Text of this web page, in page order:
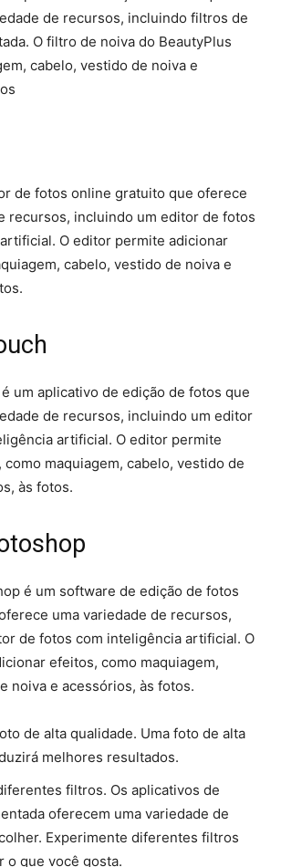
de recursos, incluindo filtros de
O filtro de noiva do BeautyPlus
cabelo, vestido de noiva e
de fotos online gratuito que oferece
recursos, incluindo um editor de fotos
O editor permite adicionar
cabelo, vestido de noiva e
um aplicativo de edição de fotos que
de recursos, incluindo um editor
artificial. O editor permite
maquiagem, cabelo, vestido de
às fotos.
é um software de edição de fotos
uma variedade de recursos,
de fotos com inteligência artificial. O
efeitos, como maquiagem,
noiva e acessórios, às fotos.
de alta qualidade. Uma foto de alta
melhores resultados.
filtros. Os aplicativos de
oferecem uma variedade de
Experimente diferentes filtros
o que você gosta.